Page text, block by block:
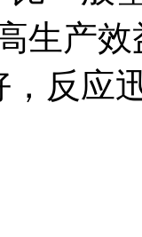
生产效
，反应